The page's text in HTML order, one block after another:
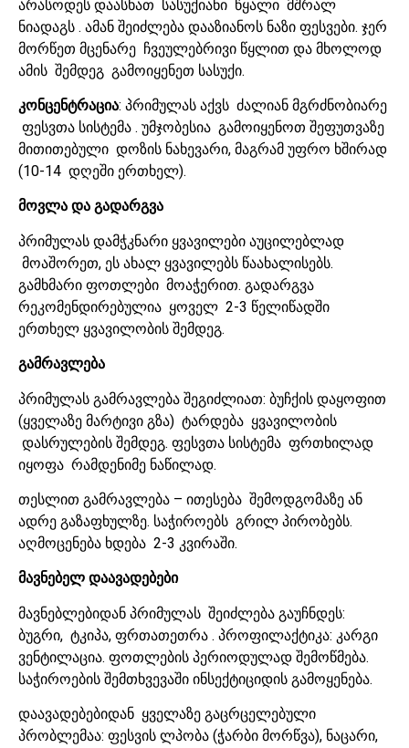
არასოდეს დაასხათ სასუქიანი წყალი მშრალ
ნიადაგს . ამან შეიძლება დააზიანოს ნაზი ფესვები. ჯერ
მორწეთ მცენარე ჩვეულებრივი წყლით და მხოლოდ
ამის შემდეგ გამოიყენეთ სასუქი.
კონცენტრაცია: პრიმულას აქვს ძალიან მგრძნობიარე
ფესვთა სისტემა . უმჯობესია გამოიყენოთ შეფუთვაზე
მითითებული დოზის ნახევარი, მაგრამ უფრო ხშირად
(10-14 დღეში ერთხელ).
მოვლა და გადარგვა
პრიმულას დამჭკნარი ყვავილები აუცილებლად
მოაშორეთ, ეს ახალ ყვავილებს წაახალისებს.
გამხმარი ფოთლები მოაჭერით. გადარგვა
რეკომენდირებულია ყოველ 2-3 წელიწადში
ერთხელ ყვავილობის შემდეგ.
გამრავლება
პრიმულას გამრავლება შეგიძლიათ: ბუჩქის დაყოფით
(ყველაზე მარტივი გზა) ტარდება ყვავილობის
დასრულების შემდეგ. ფესვთა სისტემა ფრთხილად
იყოფა რამდენიმე ნაწილად.
თესლით გამრავლება – ითესება შემოდგომაზე ან
ადრე გაზაფხულზე. საჭიროებს გრილ პირობებს.
აღმოცენება ხდება 2-3 კვირაში.
მავნებელ დაავადებები
მავნებლებიდან პრიმულას შეიძლება გაუჩნდეს:
ბუგრი, ტკიპა, ფრთათეთრა . პროფილაქტიკა: კარგი
ვენტილაცია. ფოთლების პერიოდულად შემოწმება.
საჭიროების შემთხვევაში ინსექტიციდის გამოყენება.
დაავადებებიდან ყველაზე გაცრცელებული
პრობლემაა: ფესვის ლპობა (ჭარბი მორწვა), ნაცარი,